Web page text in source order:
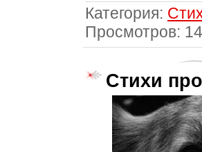
Категория:
Просмотров:
Стихи